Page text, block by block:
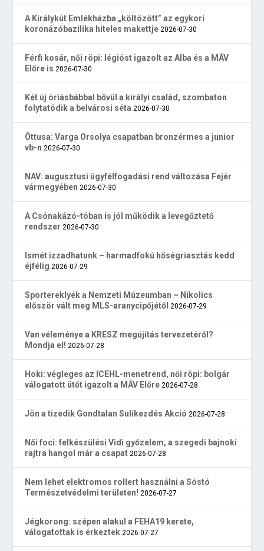
A Királykút Emlékházba „költözött” az egykori
koronázóbazilika hiteles makettje 2026-07-30
Férfi kosár, női röpi: légióst igazolt az Alba és a MÁV
Előre is 2026-07-30
Két új óriásbábbal bővül a királyi család, szombaton
folytatódik a belvárosi séta 2026-07-30
Öttusa: Varga Orsolya csapatban bronzérmes a junior
vb-n 2026-07-30
NAV: augusztusi ügyfélfogadási rend változása Fejér
vármegyében 2026-07-30
A Csónakázó-tóban is jól működik a levegőztető
rendszer 2026-07-30
Ismét izzadhatunk – harmadfokú hőségriasztás kedd
éjfélig 2026-07-29
Sportereklyék a Nemzeti Múzeumban – Nikolics
először vált meg MLS-aranycipőjétől 2026-07-29
Van véleménye a KRESZ megújítás tervezetéről?
Mondja el! 2026-07-28
Hoki: végleges az ICEHL-menetrend, női röpi: bolgár
válogatott ütőt igazolt a MÁV Előre 2026-07-28
Jön a tizedik Gondtalan Sulikezdés Akció 2026-07-28
Női foci: felkészülési Vidi győzelem, a szegedi bajnoki
rajtra hangol már a csapat 2026-07-28
Nem lehet elektromos rollert használni a Sóstó
Természetvédelmi területen! 2026-07-27
Jégkorong: szépen alakul a FEHA19 kerete,
válogatottak is érkeztek 2026-07-27